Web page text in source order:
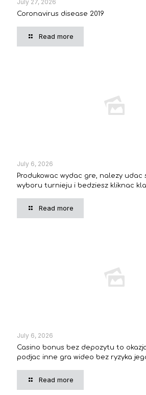
July 27, 2026
Coronavirus disease 2019
Read more
July 6, 2026
Produkowac wydac gre, nalezy udac
wyboru turnieju i bedziesz kliknac
Read more
July 6, 2026
Casino bonus bez depozytu to
podjac inne gra wideo bez ryzyka
Read more